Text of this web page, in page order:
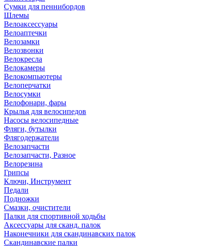
Сумки для пеннибордов
Шлемы
Велоаксессуары
Велоаптечки
Велозамки
Велозвонки
Велокресла
Велокамеры
Велокомпьютеры
Велоперчатки
Велосумки
Велофонари, фары
Крылья для велосипедов
Насосы велосипедные
Фляги, бутылки
Флягодержатели
Велозапчасти
Велозапчасти, Разное
Велорезина
Грипсы
Ключи, Инструмент
Педали
Подножки
Смазки, очистители
Палки для спортивной ходьбы
Аксессуары для сканд. палок
Наконечники для скандинавских палок
Скандинавские палки